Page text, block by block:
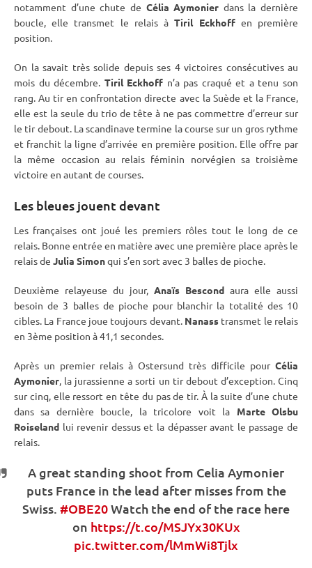
notamment d’une chute de Célia Aymonier dans la dernière
boucle, elle transmet le relaisàTiril Eckhoffen première
position.
On la savait très solide depuis ses 4 victoires consécutives au
mois du décembre. Tiril Eckhoff n’a pas craqué et a tenu son
rang. Au tir en confrontation directe avec la Suède et la France,
elle est la seule du trio de tête à ne pas commettre d’erreur sur
le tirdebout. La scandinave termine la course sur un gros rythme
et franchit la ligne d’arrivée en première position. Elle offre par
la même occasion au relais féminin norvégien sa troisième
victoire en autant de courses.
Les bleues jouent devant
Les françaises ont joué les premiers rôles tout le long de ce
relais. Bonne entrée en matière avec une première place après le
relaisde Julia Simonqui s’en sort avec 3 balles de pioche.
Deuxième relayeuse du jour, Anaïs Bescond aura elle aussi
besoin de 3 balles de pioche pour blanchir la totalité des 10
cibles. La France joue toujours devant. Nanass transmet le relais
en 3ème position à 41,1 secondes.
Après un premier relais à Ostersund très difficile pour Célia
Aymonier, la jurassienne a sorti un tirdebout d’exception. Cinq
sur cinq, elle ressort en tête du pas de tir. À la suite d’une chute
dans sa dernière boucle, la tricolore voit la Marte Olsbu
Roiseland lui revenir dessus et la dépasser avant le passage de
relais.
A great standing shoot from Celia Aymonier
puts France in the lead after misses from the
Swiss. #OBE20Watch the end of the race here
on https://t.co/MSJYx30KUx
pic.twitter.com/lMmWi8Tjlx